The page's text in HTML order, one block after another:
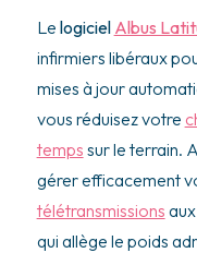
Le logiciel Albus
infirmiers libéraux
mises à jour
vous réduisez votre
temps sur le terrain.
gérer efficacement
télétransmissions
qui allège le poids